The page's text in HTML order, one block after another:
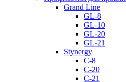
Grand Line
GL-8
GL-10
GL-20
GL-21
Stynergy
C-8
C-20
C-21